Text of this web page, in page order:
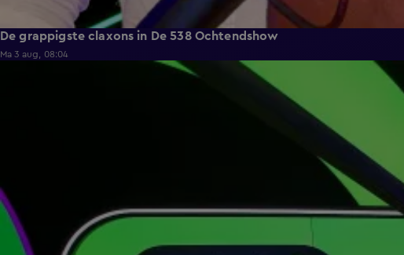
De grappigste claxons in De 538 Ochtendshow
Ma 3 aug, 08:04